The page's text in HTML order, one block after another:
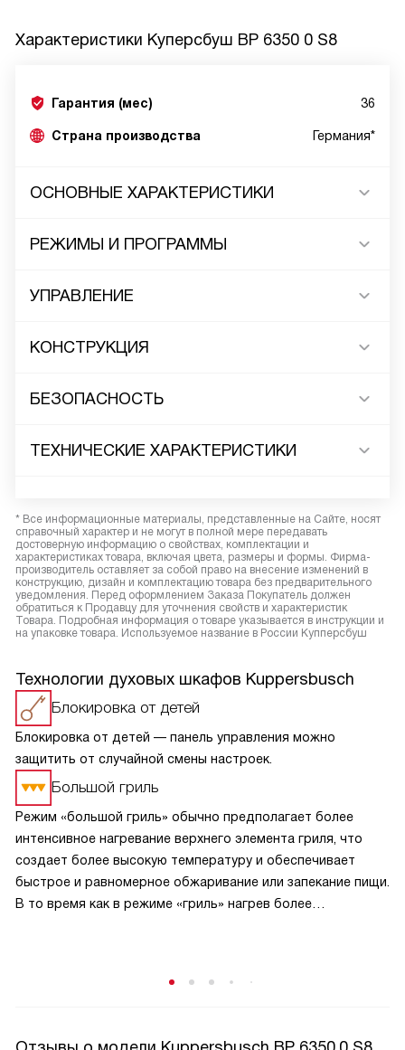
Характеристики Куперсбуш BP 6350 0 S8
Гарантия (мес) 36
Страна производства Германия*
ОСНОВНЫЕ ХАРАКТЕРИСТИКИ
РЕЖИМЫ И ПРОГРАММЫ
УПРАВЛЕНИЕ
КОНСТРУКЦИЯ
БЕЗОПАСНОСТЬ
ТЕХНИЧЕСКИЕ ХАРАКТЕРИСТИКИ
* Все информационные материалы, представленные на Сайте, носят
справочный характер и не могут в полной мере передавать
достоверную информацию о свойствах, комплектации и
характеристиках товара, включая цвета, размеры и формы. Фирма-
производитель оставляет за собой право на внесение изменений в
конструкцию, дизайн и комплектацию товара без предварительного
уведомления. Перед оформлением Заказа Покупатель должен
обратиться к Продавцу для уточнения свойств и характеристик
Товара. Подробная информация о товаре указывается в инструкции и
на упаковке товара. Используемое название в России Купперсбуш
Технологии духовых шкафов Kuppersbusch
Блокировка от детей
Блокировка от детей — панель управления можно
защитить от случайной смены настроек.
Большой гриль
Режим «большой гриль» обычно предполагает более
интенсивное нагревание верхнего элемента гриля, что
создает более высокую температуру и обеспечивает
быстрое и равномерное обжаривание или запекание пищи.
В то время как в режиме «гриль» нагрев более